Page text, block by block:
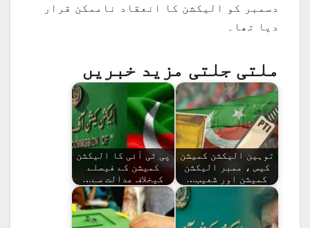
دسمبر کو الیکشن کا انعقاد ناممکن قرار
دیا تھا۔
ملتی جلتی مزید خبریں
توہین الیکشن کمیشن
کیس ، ممبر الیکشن
کمیشن اور شعیب…
پی ٹی آئی کا الیکشن
کمیشن کے فیصلے
کیخلاف عدالت سے…